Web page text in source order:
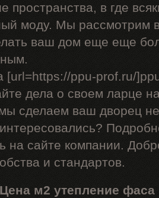
пространства, в где
моду. Мы рассмотрим
ваш дом еще еще
[url=https://ppu-prof.ru/
дела о своем ларце
сделаем ваш дворец
на сайте компании.
и стандартов.
Цена м2 утепление фаса